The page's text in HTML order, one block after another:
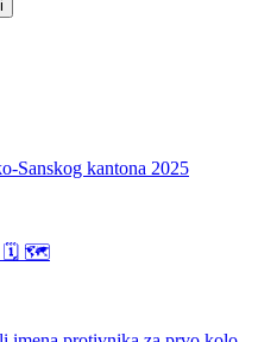
Sanskog kantona 2025
🗓 🗺